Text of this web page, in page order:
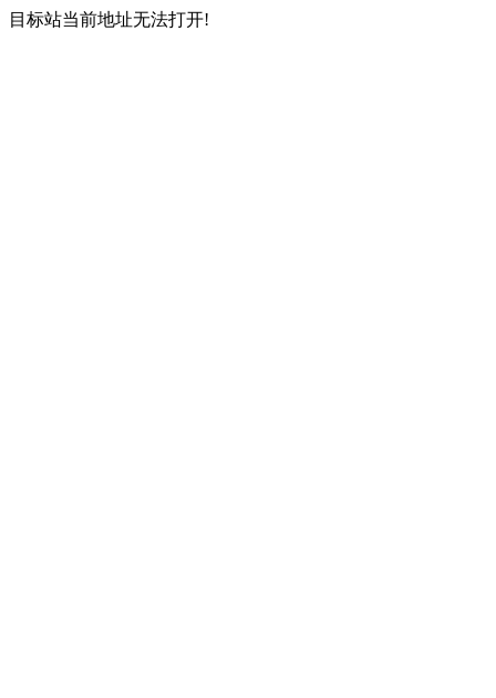
目标站当前地址无法打开!